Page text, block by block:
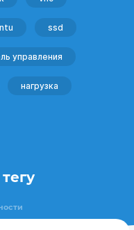
ssd
управления
нагрузка